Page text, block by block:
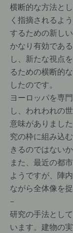
横断的な方法と
く指摘されるよ
するための新し
かなり有効であ
し、新たな視点
るための横断的
したのです。
ヨーロッパを専
し、われわれの
意味がありまし
究の枠に組み込
きるのではない
また、最近の都
ようですが、陣
ながら全体像を
−
研究の手法とし
います。建物の